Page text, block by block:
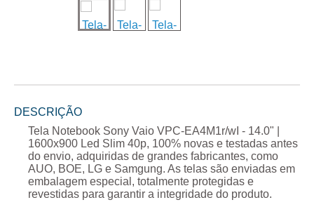
DESCRIÇÃO
Tela Notebook Sony Vaio VPC-EA4M1r/wI - 14.0" |
1600x900 Led Slim 40p, 100% novas e testadas antes
do envio, adquiridas de grandes fabricantes, como
AUO, BOE, LG e Samgung. As telas são enviadas em
embalagem especial, totalmente protegidas e
revestidas para garantir a integridade do produto.